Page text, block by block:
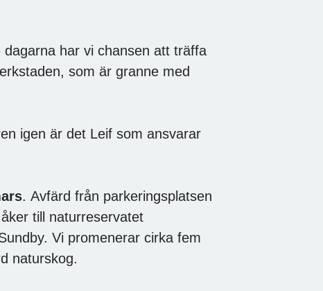
har vi chansen att träffa
som är granne med
igen är det Leif som ansvarar
. Avfärd från parkeringsplatsen
till naturreservatet
Vi promenerar cirka fem
naturskog.